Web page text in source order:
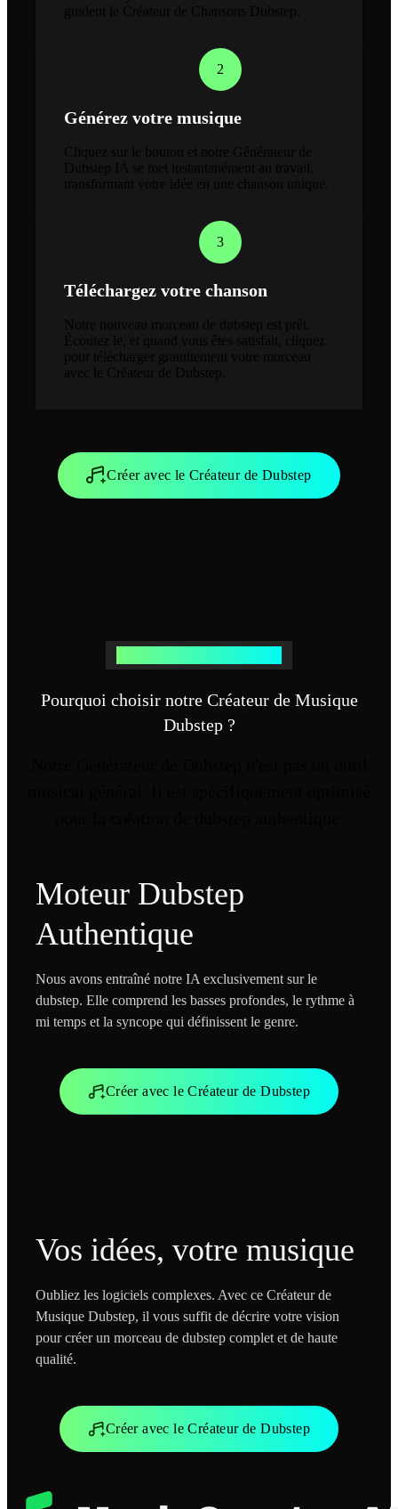
2
Générez votre musique
3
Téléchargez votre chanson
Créer avec le Créateur de Dubstep
Pourquoi choisir notre Créateur de Musique
Dubstep ?
Moteur Dubstep
Authentique
Nous avons entraîné notre IA exclusivement sur le
dubstep. Elle comprend les basses profondes, le rythme à
mi temps et la syncope qui définissent le genre.
Créer avec le Créateur de Dubstep
Vos idées, votre musique
Oubliez les logiciels complexes. Avec ce Créateur de
Musique Dubstep, il vous suffit de décrire votre vision
pour créer un morceau de dubstep complet et de haute
qualité.
Créer avec le Créateur de Dubstep